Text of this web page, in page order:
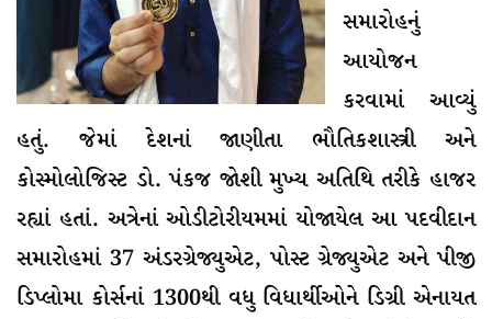
સમારોહનું
આયોજન
કરવામાં આવ્યું
હતું. જેમાં દેશનાં જાણીતા ભૌતિકશાસ્ત્રી અને
કોસ્મોલોજિસ્ટ ડો. પંકજ જોશી મુખ્ય અતિથિ તરીકે હાજર
રહ્યાં હતાં. અત્રેનાં ઓડીટોરીયમમાં યોજાયેલ આ પદવીદાન
સમારોહમાં 37 અંડરગ્રેજ્યુએટ, પોસ્ટ ગ્રેજ્યુએટ અને પીજી
ડિપ્લોમા કોર્સનાં 1300થી વધુ વિધાર્થીઓને ડિગ્રી એનાયત